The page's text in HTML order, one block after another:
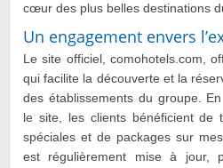
cœur des plus belles destinations
Un engagement envers
Le site officiel, comohotels.com,
qui facilite la découverte et la
des établissements du groupe.
le site, les clients bénéficient de
spéciales et de packages sur
est régulièrement mise à jour,